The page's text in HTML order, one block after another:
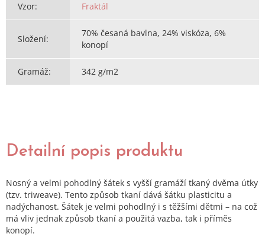
Vzor: Fraktál
Složení:
70% česaná bavlna, 24% viskóza, 6%
konopí
Gramáž: 342 g/m2
Detailní popis produktu
Nosný a velmi pohodlný šátek s vyšší gramáží tkaný dvěma útky
(tzv. triweave). Tento způsob tkaní dává šátku plasticitu a
nadýchanost. Šátek je velmi pohodlný i s těžšími dětmi – na což
má vliv jednak způsob tkaní a použitá vazba, tak i příměs
konopí.